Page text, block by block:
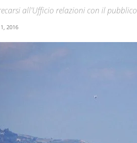
all'Ufficio relazioni con il pubblico
2016